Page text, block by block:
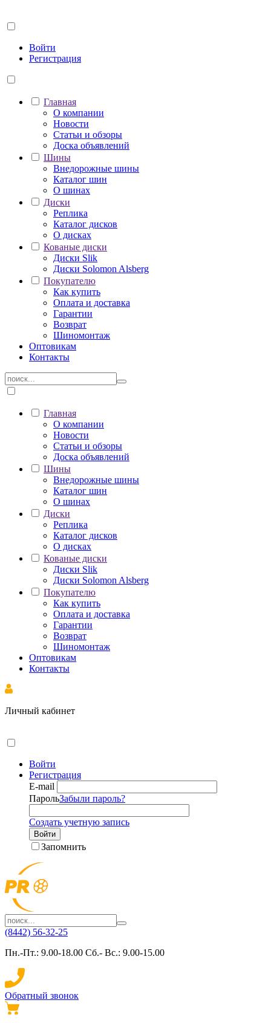
Войти
Регистрация
Главная
О компании
Новости
Статьи и обзоры
Доска объявлений
Шины
Внедорожные шины
Каталог шин
О шинах
Диски
Реплика
Каталог дисков
О дисках
Кованые диски
Диски Slik
Диски Solomon Alsberg
Покупателю
Как купить
Оплата и доставка
Гарантии
Возврат
Шиномонтаж
Оптовикам
Контакты
Главная
О компании
Новости
Статьи и обзоры
Доска объявлений
Шины
Внедорожные шины
Каталог шин
О шинах
Диски
Реплика
Каталог дисков
О дисках
Кованые диски
Диски Slik
Диски Solomon Alsberg
Покупателю
Как купить
Оплата и доставка
Гарантии
Возврат
Шиномонтаж
Оптовикам
Контакты
Личный кабинет
Войти
Регистрация
E-mail
ПарольЗабыли пароль?
Создать учетную запись
Войти
Запомнить
(8442) 56-32-25
Пн.-Пт.: 9.00-18.00 Сб.- Вс.: 9.00-15.00
Обратный звонок